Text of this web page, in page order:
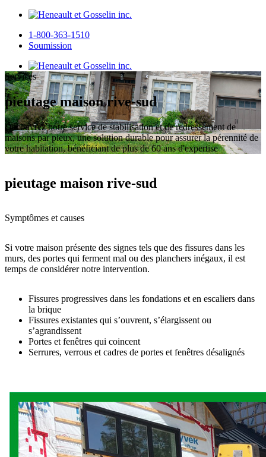
1-800-363-1510
Soumission
Services
pieutage maison rive-sud
Découvrez notre service de stabilisation et de redressement de
maisons par pieux, une solution durable pour assurer la pérennité de
votre habitation, bénéficiant de plus de 60 ans d'expertise
pieutage maison rive-sud
Symptômes et causes
Si votre maison présente des signes tels que des fissures dans les
murs, des portes qui ferment mal ou des planchers inégaux, il est
temps de considérer notre intervention.
Fissures progressives dans les fondations et en escaliers dans
la brique
Fissures existantes qui s’ouvrent, s’élargissent ou
s’agrandissent
Portes et fenêtres qui coincent
Serrures, verrous et cadres de portes et fenêtres désalignés